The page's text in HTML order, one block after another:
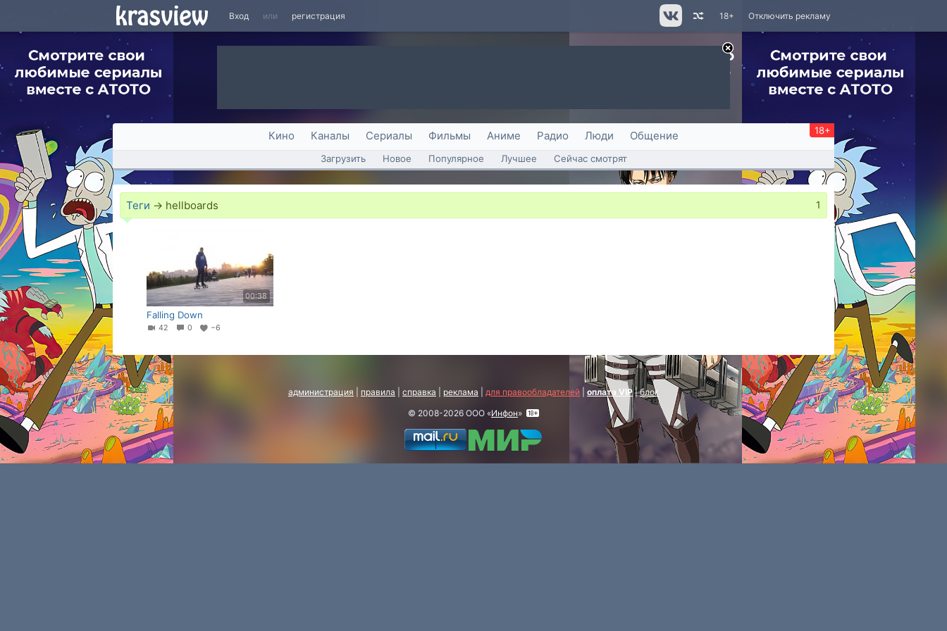
Вход или регистрация Отключить рекламу
18+
Кино Каналы Сериалы Фильмы Аниме Радио Люди Общение 18+
Загрузить Новое Популярное Лучшее Сейчас смотрят
Теги → hellboards 1
00:38
Falling Down
42 0 −6
администрация правила справка реклама для правообладателей оплата VIP|блог
© 2008-2026 ООО «Инфон»